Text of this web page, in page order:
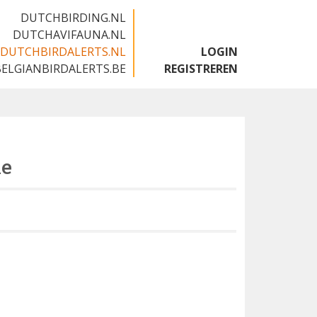
DUTCHBIRDING.NL
DUTCHAVIFAUNA.NL
DUTCHBIRDALERTS.NL
LOGIN
REGISTREREN